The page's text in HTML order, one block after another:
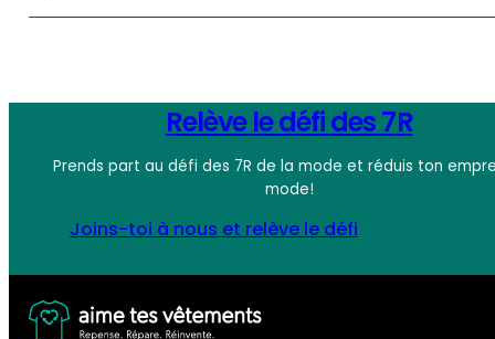
Relève le défi des 7R
Prends part au défi des 7R de la mode et réduis ton
mode!
Joins-toi à nous et relève le défi